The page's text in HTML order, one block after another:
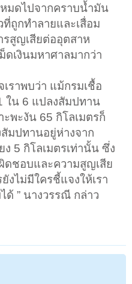
มดไปจากคราบน้ำมัน
ถูกทำลายและเสื่อม
รสูญเสียต่ออุตสาห
ดเงินมหาศาลมากว่า
ราพบว่า แม้กรมเชื้อ
ใน 6 แปลงสัมปทาน
พะงัน 65 กิโลเมตรก็
มปทานอยู่ห่างจาก
ง 5 กิโลเมตรเท่านั้น ซึ่ง
ดชอบและความสูญเสีย
งไม่มีใครชี้แจงให้เรา
ด้ ” นางวรรณี กล่าว